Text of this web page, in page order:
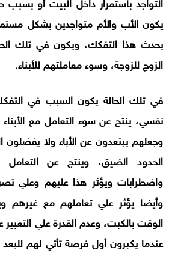
التواجد باستمرار داخل البيت أو
يكون الأب والأم متواجدين بشكل
يحدث هذا التفكك، ويكون في تلك
الزوج للزوجة، وسوء معاملتهم للأبناء.
في تلك الحالة يكون السبب في
نفسي، ينتج عن سوء التعامل مع
وجعلهم يبتعدون عن الأباء ولا يفضلون
الحدود الضيق، وينتج عن التعامل
واضطرابات ويؤثر هذا عليهم وعلي
وأيضا يؤثر علي تعاملهم مع غيرهم
الوقت بالكبت، وعدم القدرة علي
عندما يكبرون أول فرصة تأتي لهم